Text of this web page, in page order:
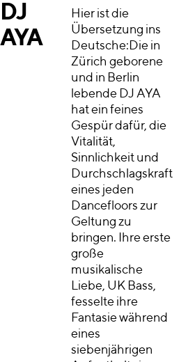
DJ
AYA
Hier ist die
Übersetzung ins
Deutsche:Die in
Zürich geborene
und in Berlin
lebende DJ AYA
hat ein feines
Gespür dafür, die
Vitalität,
Sinnlichkeit und
Durchschlagskraft
eines jeden
Dancefloors zur
Geltung zu
bringen. Ihre erste
große
musikalische
Liebe, UK Bass,
fesselte ihre
Fantasie während
eines
siebenjährigen